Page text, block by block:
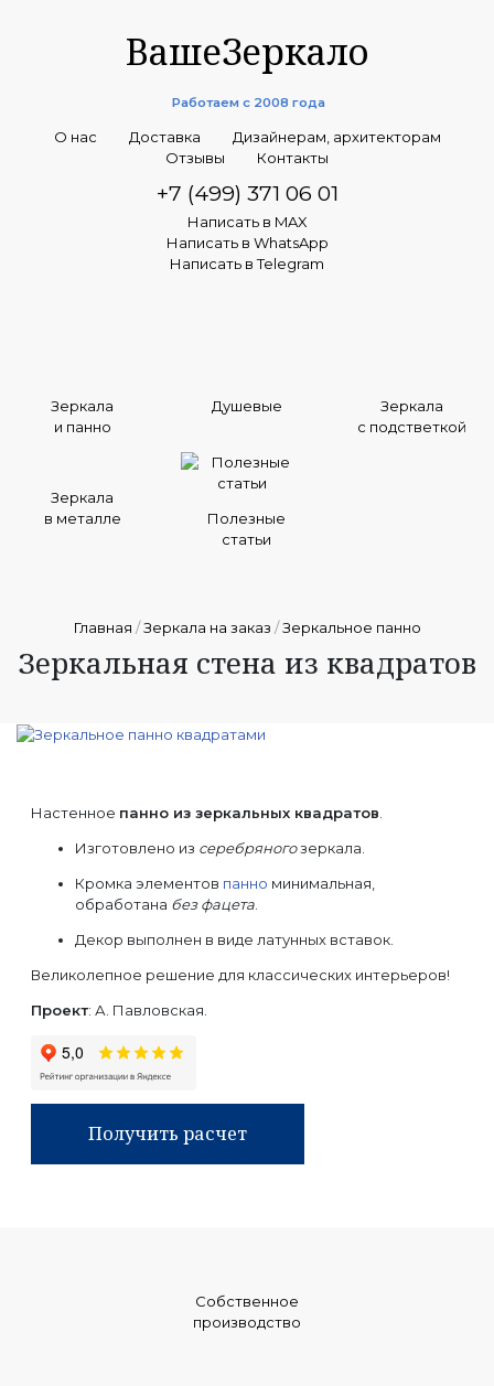
ВашеЗеркало
Работаем с 2008 года
О нас Доставка
Дизайнерам, архитекторам
Отзывы
Контакты
+7 (499) 371 06 01
Написать в MAX
Написать в WhatsApp
Написать в Telegram
Зеркала
и панно
Душевые
Зеркала
с подстветкой
Зеркала
в металле
Полезные
статьи
Главная /Зеркала на заказ /Зеркальное панно
Зеркальная стена из квадратов
Настенное панно из зеркальных квадратов.
Изготовлено из серебряногозеркала.
Кромка элементов панно минимальная,
обработана без фацета.
Декор выполнен в виде латунных вставок.
Великолепное решение для классических интерьеров!
Проект: А. Павловская.
Получить расчет
Собственное
производство